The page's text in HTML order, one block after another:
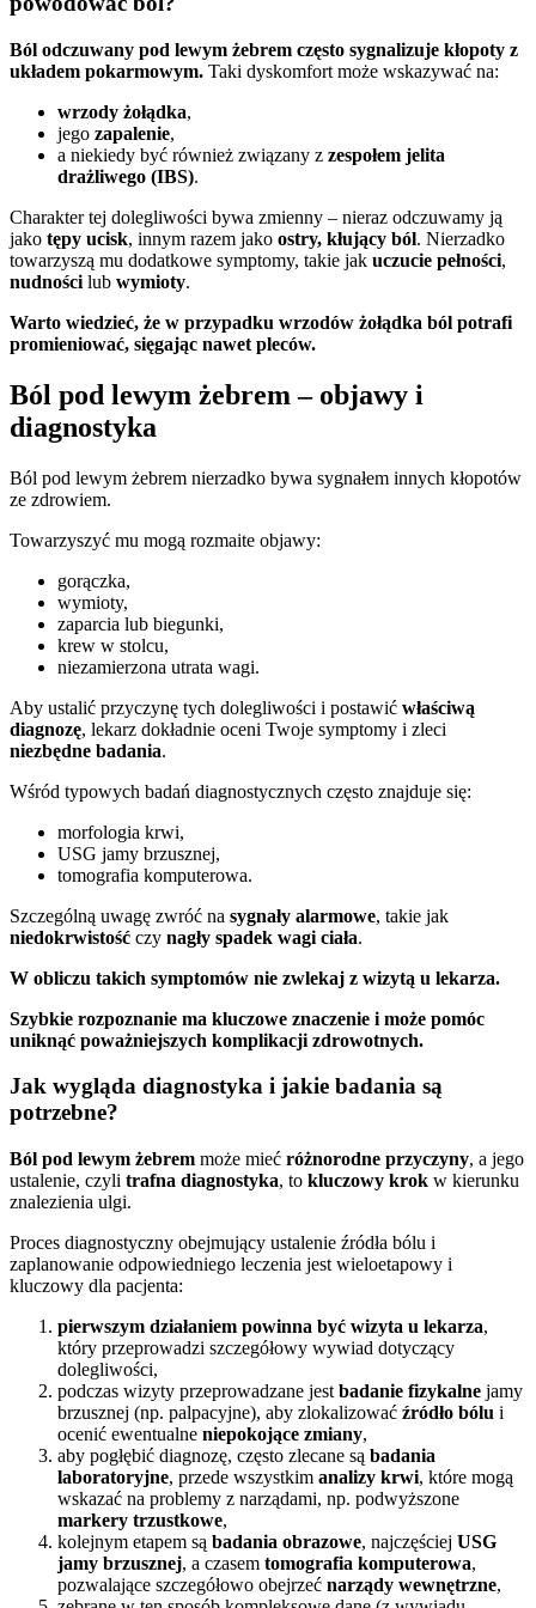
Ból odczuwany pod lewym żebrem często sygnalizuje kłopoty z
układem pokarmowym. Taki dyskomfort może wskazywać na:
wrzody żołądka,
jego zapalenie,
a niekiedy być również związany z zespołem jelita
drażliwego (IBS).
Charakter tej dolegliwości bywa zmienny – nieraz odczuwamy ją
jako tępy ucisk, innym razem jako ostry, kłujący ból. Nierzadko
towarzyszą mu dodatkowe symptomy, takie jak uczucie pełności,
nudności lub wymioty.
Warto wiedzieć, że w przypadku wrzodów żołądka ból potrafi
promieniować, sięgając nawet pleców.
Ból pod lewym żebrem – objawy i
diagnostyka
Ból pod lewym żebrem nierzadko bywa sygnałem innych kłopotów
ze zdrowiem.
Towarzyszyć mu mogą rozmaite objawy:
gorączka,
wymioty,
zaparcia lub biegunki,
krew w stolcu,
niezamierzona utrata wagi.
Aby ustalić przyczynę tych dolegliwości i postawić właściwą
diagnozę, lekarz dokładnie oceni Twoje symptomy i zleci
niezbędne badania.
Wśród typowych badań diagnostycznych często znajduje się:
morfologia krwi,
USG jamy brzusznej,
tomografia komputerowa.
Szczególną uwagę zwróć na sygnały alarmowe, takie jak
niedokrwistość czy nagły spadek wagi ciała.
W obliczu takich symptomów nie zwlekaj z wizytą u lekarza.
Szybkie rozpoznanie ma kluczowe znaczenie i może pomóc
uniknąć poważniejszych komplikacji zdrowotnych.
Jak wygląda diagnostyka i jakie badania są
potrzebne?
Ból pod lewym żebrem może mieć różnorodne przyczyny, a jego
ustalenie, czyli trafna diagnostyka, to kluczowy krok w kierunku
znalezienia ulgi.
Proces diagnostyczny obejmujący ustalenie źródła bólu i
zaplanowanie odpowiedniego leczenia jest wieloetapowy i
kluczowy dla pacjenta:
pierwszym działaniem powinna być wizyta u lekarza,
który przeprowadzi szczegółowy wywiad dotyczący
dolegliwości,
podczas wizyty przeprowadzane jest badanie fizykalne jamy
brzusznej (np. palpacyjne), aby zlokalizować źródło bólu i
ocenić ewentualne niepokojące zmiany,
aby pogłębić diagnozę, często zlecane są badania
laboratoryjne, przede wszystkim analizy krwi, które mogą
wskazać na problemy z narządami, np. podwyższone
markery trzustkowe,
kolejnym etapem są badania obrazowe, najczęściej USG
jamy brzusznej, a czasem tomografia komputerowa,
pozwalające szczegółowo obejrzeć narządy wewnętrzne,